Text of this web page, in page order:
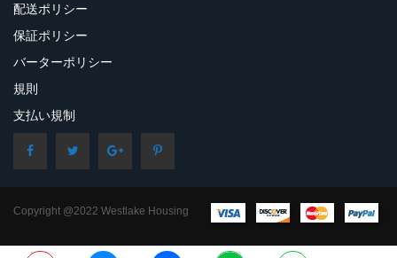
配送ポリシー
保証ポリシー
バーターポリシー
規則
支払い規制
Copyright @2022 Westlake Housing